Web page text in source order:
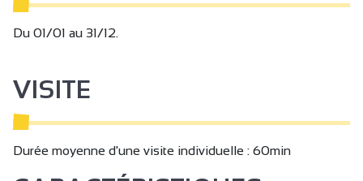
Du 01/01 au 31/12.
VISITE
Durée moyenne d'une visite individuelle : 60min